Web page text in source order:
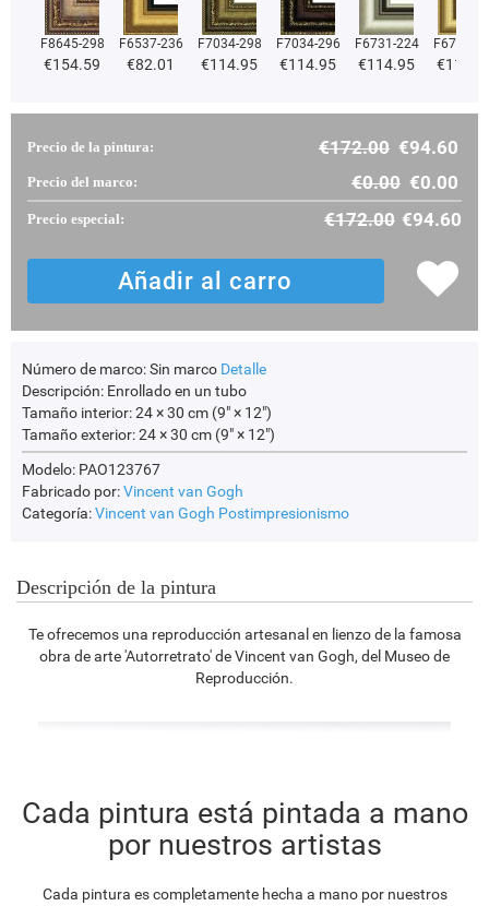
F8645-298
€154.59
F6537-236
€82.01
F7034-298
€114.95
F7034-296
€114.95
F6731-224
€114.95
F6731-
€
Precio de la pintura: €172.00 €94.60
Precio del marco: €0.00 €0.00
Precio especial: €172.00 €94.60
Número de marco:Sin marco Detalle
Descripción: Enrollado en un tubo
Tamaño interior:24 × 30 cm (9" × 12")
Tamaño exterior:24 × 30 cm (9" × 12")
Modelo: PAO123767
Fabricado por:Vincent van Gogh
Categoría:Vincent van Gogh Postimpresionismo
Descripción de la pintura
Te ofrecemos una reproducción artesanal en lienzo de la famosa
obra de arte 'Autorretrato' de Vincent van Gogh, del Museo de
Reproducción.
Cada pintura está pintada a mano
por nuestros artistas
Cada pintura es completamente hecha a mano por nuestros